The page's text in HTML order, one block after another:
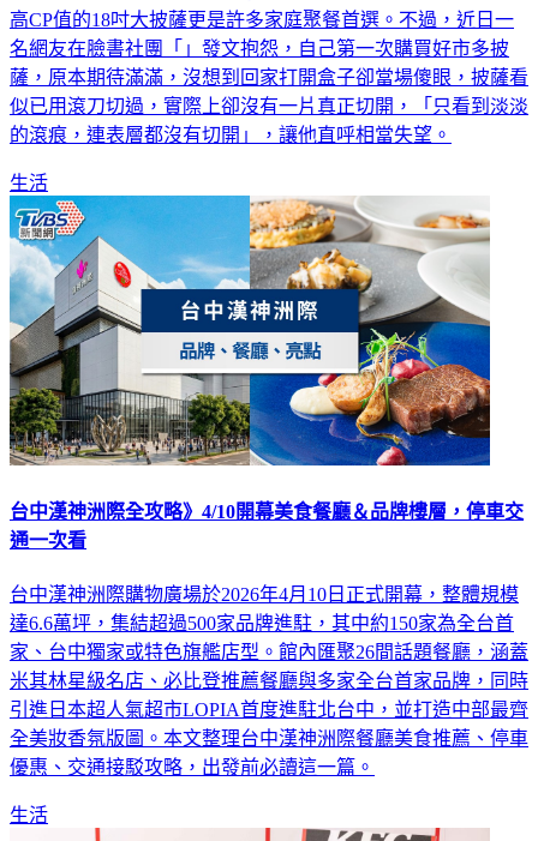
高CP值的18吋大披薩更是許多家庭聚餐首選。不過，近日一
名網友在臉書社團「」發文抱怨，自己第一次購買好市多披
薩，原本期待滿滿，沒想到回家打開盒子卻當場傻眼，披薩看
似已用滾刀切過，實際上卻沒有一片真正切開，「只看到淡淡
的滾痕，連表層都沒有切開」，讓他直呼相當失望。
生活
台中漢神洲際全攻略》4/10開幕美食餐廳＆品牌樓層，停車交
通一次看
台中漢神洲際購物廣場於2026年4月10日正式開幕，整體規模
達6.6萬坪，集結超過500家品牌進駐，其中約150家為全台首
家、台中獨家或特色旗艦店型。館內匯聚26間話題餐廳，涵蓋
米其林星級名店、必比登推薦餐廳與多家全台首家品牌，同時
引進日本超人氣超市LOPIA首度進駐北台中，並打造中部最齊
全美妝香氛版圖。本文整理台中漢神洲際餐廳美食推薦、停車
優惠、交通接駁攻略，出發前必讀這一篇。
生活